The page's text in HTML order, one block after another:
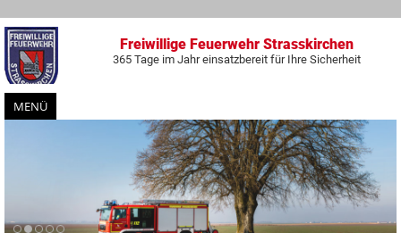
Freiwillige Feuerwehr Strasskirchen
365 Tage im Jahr einsatzbereit für Ihre Sicherheit
MENÜ
Zum
Inhalt
springen